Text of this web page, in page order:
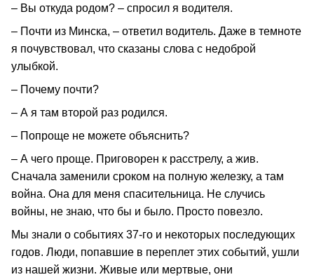
– Вы откуда родом? – спросил я водителя.
– Почти из Минска, – ответил водитель. Даже в темноте
я почувствовал, что сказаны слова с недоброй
улыбкой.
– Почему почти?
– А я там второй раз родился.
– Попроще не можете объяснить?
– А чего проще. Приговорен к расстрелу, а жив.
Сначала заменили сроком на полную железку, а там
война. Она для меня спасительница. Не случись
войны, не знаю, что бы и было. Просто повезло.
Мы знали о событиях 37-го и некоторых последующих
годов. Люди, попавшие в переплет этих событий, ушли
из нашей жизни. Живые или мертвые, они